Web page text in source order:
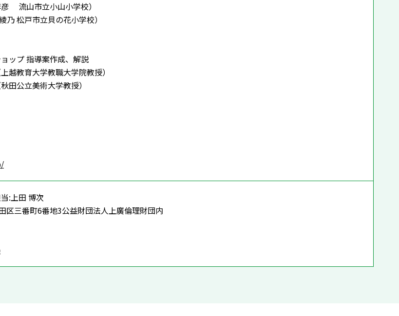
流山市立小山小学校）
松戸市立貝の花小学校）
ップ 指導案作成、解説
教育大学教職大学院教授）
公立美術大学教授）
:上田 博次
区三番町6番地3公益財団法人上廣倫理財団内